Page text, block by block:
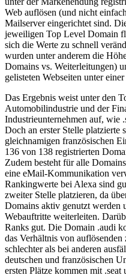
Web auflösen (und nicht
Mailserver eingerichtet sind.
jeweiligen Top Level Domain
sich die Werte zu schnell
wurden unter anderem die
Domains vs. Weiterleitungen)
gelisteten Webseiten unter
Das Ergebnis weist unter den
Automobilindustrie und der
Industrieunternehmen auf, wie
Doch an erster Stelle platzierte
gleichnamigen französischen
136 von 138 registrierten
Zudem besteht für alle
eine eMail-Kommunikation
Rankingwerte bei Alexa sind
zweiter Stelle platzieren, da
Domains aktiv genutzt werden
Webauftritte weiterleiten.
Ranks gut. Die Domain .audi
das Verhältnis von
schlechter als bei anderen
deutschen und französischen
ersten Plätze kommen mit .seat